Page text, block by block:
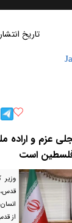
تاریخ
عزم و اراده
است
وزیر
از